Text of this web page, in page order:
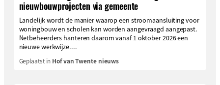
nieuwbouwprojecten via gemeente
Landelijk wordt de manier waarop een stroomaansluiting voor
woningbouw en scholen kan worden aangevraagd aangepast.
Netbeheerders hanteren daarom vanaf 1 oktober 2026 een
nieuwe werkwijze....
Geplaatst in Hof van Twente nieuws